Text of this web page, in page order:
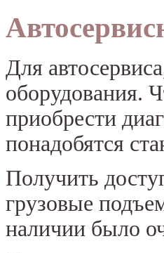
Для
оборудования.
приобрести
понадобятся
Получить
грузовые
наличии было